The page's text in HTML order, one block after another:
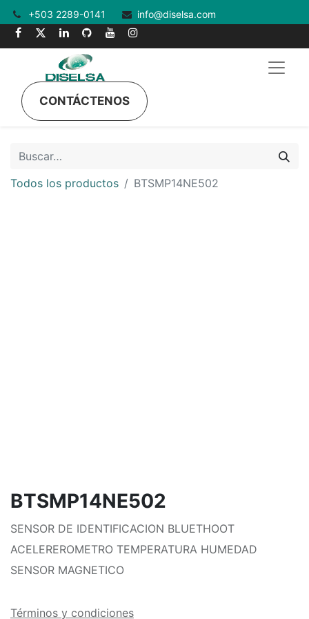
+503 2289-0141 info@diselsa.com
CONTÁCTENOS
Todos los productos BTSMP14NE502
BTSMP14NE502
SENSOR DE IDENTIFICACION BLUETHOOT
ACELEREROMETRO TEMPERATURA HUMEDAD
SENSOR MAGNETICO
Términos y condiciones